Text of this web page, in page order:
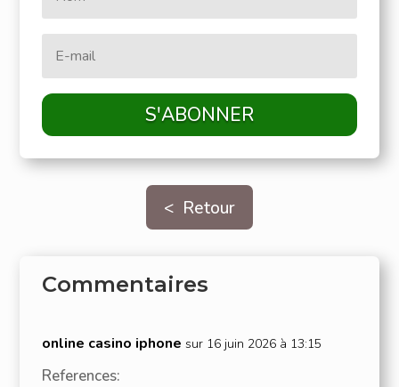
S'ABONNER
< Retour
Commentaires
online casino iphone sur 16 juin 2026 à 13:15
References: